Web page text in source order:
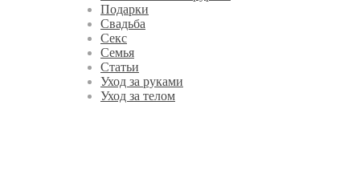
Подарки
Свадьба
Секс
Семья
Статьи
Уход за руками
Уход за телом